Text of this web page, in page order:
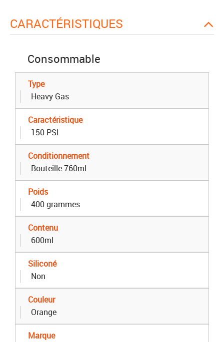
CARACTÉRISTIQUES
Consommable
Type
Heavy Gas
Caractéristique
150 PSI
Conditionnement
Bouteille 760ml
Poids
400 grammes
Contenu
600ml
Siliconé
Non
Couleur
Orange
Marque